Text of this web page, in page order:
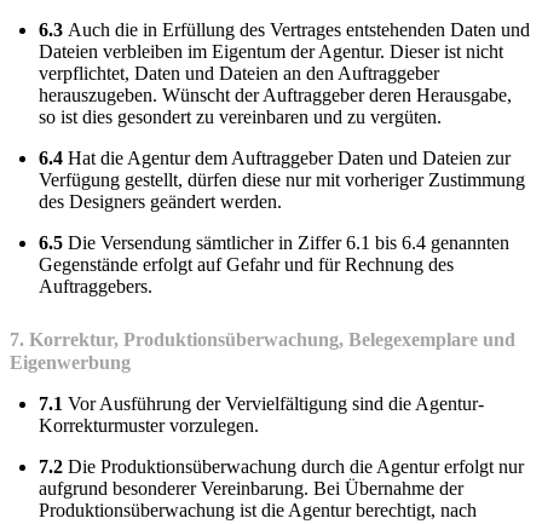
6.3 Auch die in Erfüllung des Vertrages entstehenden Daten und
Dateien verbleiben im Eigentum der Agentur. Dieser ist nicht
verpflichtet, Daten und Dateien an den Auftraggeber
herauszugeben. Wünscht der Auftraggeber deren Herausgabe,
so ist dies gesondert zu vereinbaren und zu vergüten.
6.4 Hat die Agentur dem Auftraggeber Daten und Dateien zur
Verfügung gestellt, dürfen diese nur mit vorheriger Zustimmung
des Designers geändert werden.
6.5 Die Versendung sämtlicher in Ziffer 6.1 bis 6.4 genannten
Gegenstände erfolgt auf Gefahr und für Rechnung des
Auftraggebers.
7. Korrektur, Produktionsüberwachung, Belegexemplare und
Eigenwerbung
7.1 Vor Ausführung der Vervielfältigung sind die Agentur-
Korrekturmuster vorzulegen.
7.2 Die Produktionsüberwachung durch die Agentur erfolgt nur
aufgrund besonderer Vereinbarung. Bei Übernahme der
Produktionsüberwachung ist die Agentur berechtigt, nach